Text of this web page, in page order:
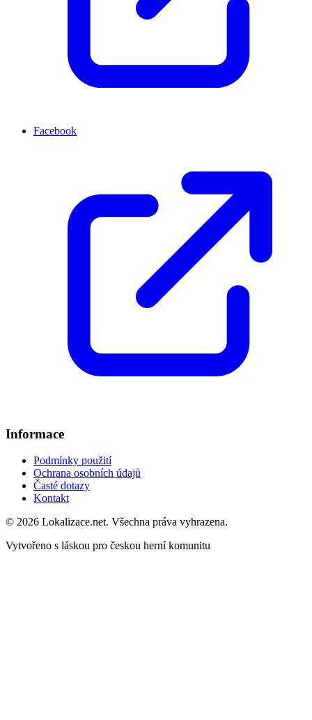
Facebook
Informace
Podmínky použití
Ochrana osobních údajů
Časté dotazy
Kontakt
© 2026 Lokalizace.net. Všechna práva vyhrazena.
Vytvořeno s láskou pro českou herní komunitu